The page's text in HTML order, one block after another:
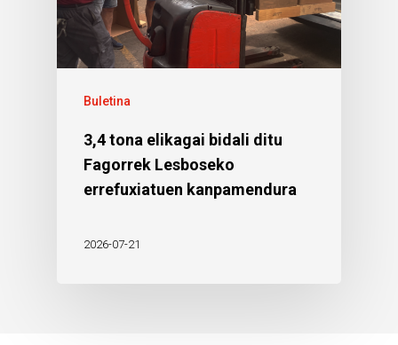
Buletina
3,4 tona elikagai bidali ditu
Fagorrek Lesboseko
errefuxiatuen kanpamendura
2026-07-21